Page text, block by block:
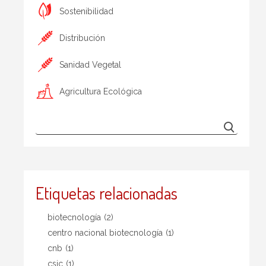
Sostenibilidad
Distribución
Sanidad Vegetal
Agricultura Ecológica
Etiquetas relacionadas
biotecnología (2)
centro nacional biotecnología (1)
cnb (1)
csic (1)